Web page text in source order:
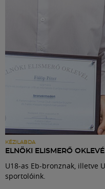
KÉZILABDA
ELNÖKI ELISMERŐ
U18-as Eb-bronznak, illetve
sportolóink.